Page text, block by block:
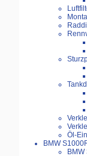
Öl-
BMW